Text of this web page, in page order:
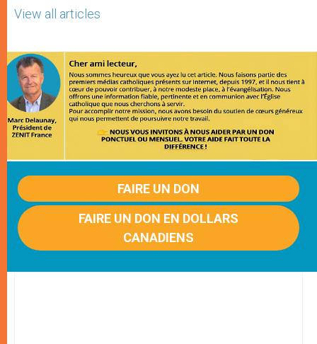
View all articles
FAIRE UN DON
FAIRE UN DON EN DOLLARS
CANADIENS